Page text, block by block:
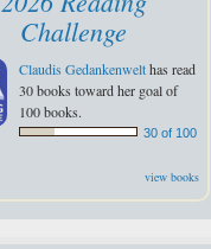
Challenge
Claudis Gedankenwelthas read
30 books toward her goal of
100 books.
30 of 100
view books